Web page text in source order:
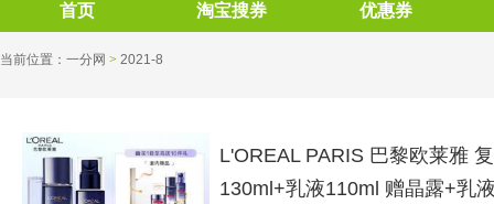
首页 淘宝搜券 优惠券
当前位置： 一分网 > 2021-8
L'OREAL PARIS 巴黎欧莱雅
130ml+乳液110ml 赠晶露+乳